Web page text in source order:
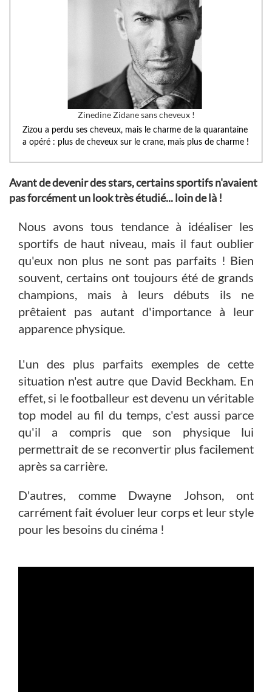
Zinedine Zidane sans cheveux !
Zizou a perdu ses cheveux, mais le charme de la quarantaine
a opéré : plus de cheveux sur le crane, mais plus de charme !
Avant de devenir des stars, certains sportifs n'avaient
pas forcément un look très étudié... loin de là !
Nous avons tous tendance à idéaliser les
sportifs de haut niveau, mais il faut oublier
qu'eux non plus ne sont pas parfaits ! Bien
souvent, certains ont toujours été de grands
champions, mais à leurs débuts ils ne
prêtaient pas autant d'importance à leur
apparence physique.
L'un des plus parfaits exemples de cette
situation n'est autre que David Beckham. En
effet, si le footballeur est devenu un véritable
top model au fil du temps, c'est aussi parce
qu'il a compris que son physique lui
permettrait de se reconvertir plus facilement
après sa carrière.
D'autres, comme Dwayne Johson, ont
carrément fait évoluer leur corps et leur style
pour les besoins du cinéma !